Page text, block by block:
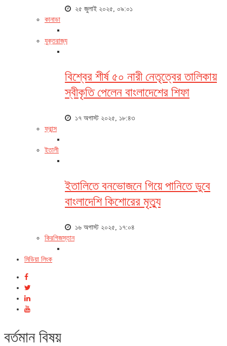
২৫ জুলাই ২০২৫, ০৯:০১
কানাডা
যুক্তরাজ্য
বিশ্বের শীর্ষ ৫০ নারী নেতৃত্বের তালিকায়
স্বীকৃতি পেলেন বাংলাদেশের শিফা
১৭ অগাস্ট ২০২৫, ১৮:৪৩
ফ্রান্স
ইতালী
ইতালিতে বনভোজনে গিয়ে পানিতে ডুবে
বাংলাদেশি কিশোরের মৃত্যু
১৬ অগাস্ট ২০২৫, ১৭:০৪
কিরগিজস্তান
মিডিয়া লিংক
বর্তমান বিষয়